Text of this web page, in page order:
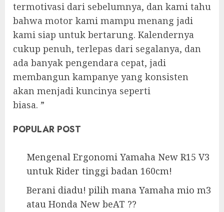
termotivasi dari sebelumnya, dan kami tahu
bahwa motor kami mampu menang jadi
kami siap untuk bertarung. Kalendernya
cukup penuh, terlepas dari segalanya, dan
ada banyak pengendara cepat, jadi
membangun kampanye yang konsisten
akan menjadi kuncinya seperti
biasa. ”
POPULAR POST
Mengenal Ergonomi Yamaha New R15 V3
untuk Rider tinggi badan 160cm!
Berani diadu! pilih mana Yamaha mio m3
atau Honda New beAT ??